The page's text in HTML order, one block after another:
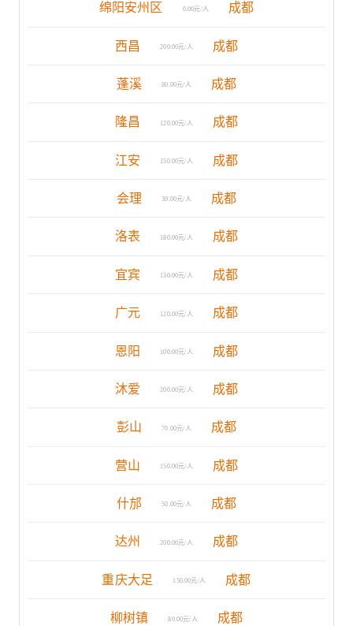
绵阳安州区 0.00元/人 成都
西昌 200.00元/人 成都
蓬溪 80.00元/人 成都
隆昌 120.00元/人 成都
江安 150.00元/人 成都
会理 30.00元/人 成都
洛表 180.00元/人 成都
宜宾 130.00元/人 成都
广元 120.00元/人 成都
恩阳 100.00元/人 成都
沐爱 200.00元/人 成都
彭山 70.00元/人 成都
营山 150.00元/人 成都
什邡 50.00元/人 成都
达州 200.00元/人 成都
重庆大足 150.00元/人 成都
柳树镇 80.00元/人 成都